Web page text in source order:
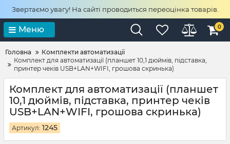
Звертаємо увагу! На сайті проводиться переоцінка товарів.
Меню 0
Головна
Комплекти автоматизації
Комплект для автоматизації (планшет 10,1 дюймів, підставка,
принтер чеків USB+LAN+WIFI, грошова скринька)
Комплект для автоматизації (планшет
10,1 дюймів, підставка, принтер чеків
USB+LAN+WIFI, грошова скринька)
Артикул: 1245